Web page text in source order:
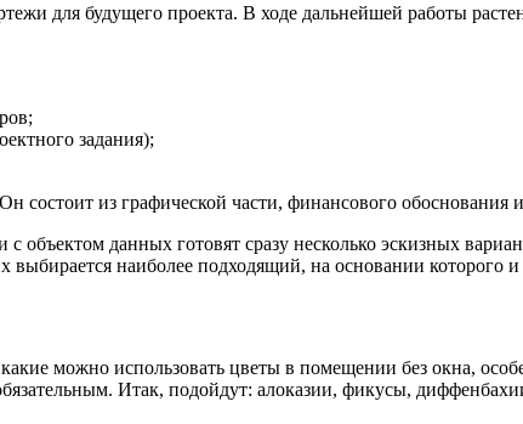
для будущего проекта. В ходе дальнейшей работы
задания);
из графической части, финансового обоснования
данных готовят сразу несколько эскизных
наиболее подходящий, на основании которого и
можно использовать цветы в помещении без окна,
Итак, подойдут: алоказии, фикусы,